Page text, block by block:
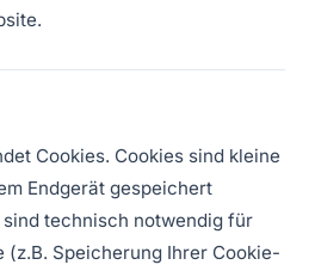
Cookies. Cookies sind kleine
Endgerät gespeichert
technisch notwendig für
(z.B. Speicherung Ihrer Cookie-